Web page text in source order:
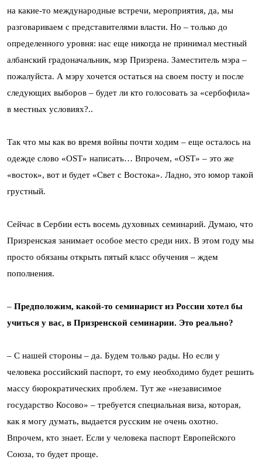
на какие-то международные встречи, мероприятия, да, мы
разговариваем с представителями власти. Но – только до
определенного уровня: нас еще никогда не принимал местный
албанский градоначальник, мэр Призрена. Заместитель мэра –
пожалуйста. А мэру хочется остаться на своем посту и после
следующих выборов – будет ли кто голосовать за «сербофила»
в местных условиях?..
Так что мы как во время войны почти ходим – еще осталось на
одежде слово «OST» написать… Впрочем, «OST» – это же
«восток», вот и будет «Свет с Востока». Ладно, это юмор такой
грустный.
Сейчас в Сербии есть восемь духовных семинарий. Думаю, что
Призренская занимает особое место среди них. В этом году мы
просто обязаны открыть пятый класс обучения – ждем
пополнения.
– Предположим, какой-то семинарист из России хотел бы
учиться у вас, в Призренской семинарии. Это реально?
– С нашей стороны – да. Будем только рады. Но если у
человека российский паспорт, то ему необходимо будет решить
массу бюрократических проблем. Тут же «независимое
государство Косово» – требуется специальная виза, которая,
как я могу думать, выдается русским не очень охотно.
Впрочем, кто знает. Если у человека паспорт Европейского
Союза, то будет проще.